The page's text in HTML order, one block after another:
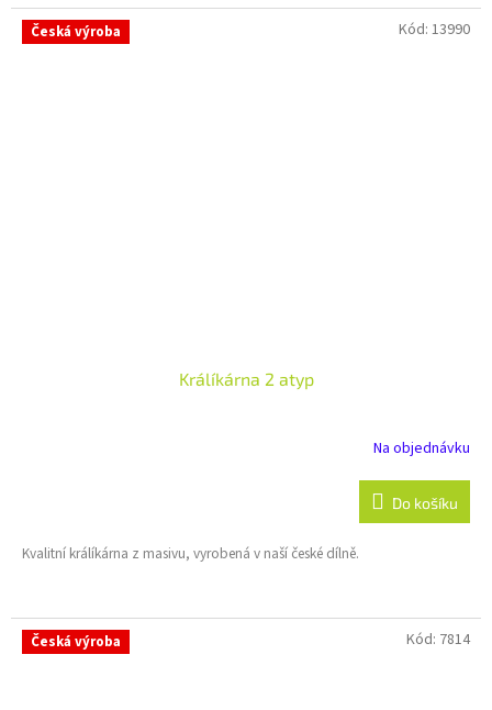
Česká výroba
Králíkárna 2 atyp
Na objednávku
Do košíku
Kvalitní králíkárna z masivu, vyrobená v naší české dílně.
Kód: 13990
Česká výroba Kód: 7814